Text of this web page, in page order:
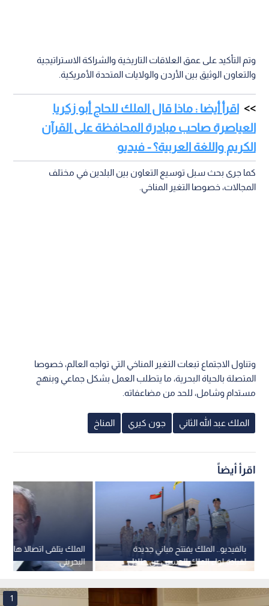
وتم التأكيد على عمق العلاقات التاريخية والشراكة الاستراتيجية
والتعاون الوثيق بين الأردن والولايات المتحدة الأمريكية.
اقرأ أيضا : ماذا قال الملك للحاج أبو زكريا
العياصرة صاحب مبادرة المحافظة على القرآن
الكريم واللغة العربية؟ - فيديو
كما جرى بحث سبل توسيع التعاون بين البلدين في مختلف
المجالات، خصوصا التغير المناخي.
وتناول الاجتماع تبعات التغير المناخي التي تواجه العالم، خصوصا
المتصلة بالحياة البحرية، ما يتطلب العمل بشكل جماعي وبنهج
مستدام وشامل، للحد من مضاعفاته.
الملك عبد الله الثاني جون كيري المناخ
اقرأ أيضاً
الملك يتلقى اتصالا
البحريني
بالفيديو.. الملك يفتتح مباني جديدة
لقيادة لواء الملك الحسين بن طلال
المدرع الملكي 40
1